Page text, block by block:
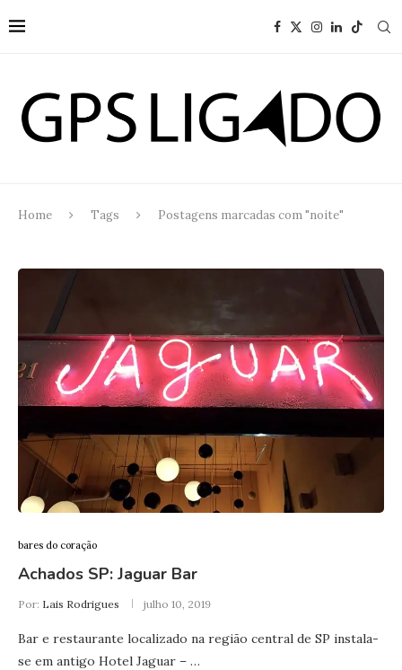
Home Tags Postagens marcadas com "noite"
bares do coração
Achados SP: Jaguar Bar
Por: Lais Rodrigues julho 10, 2019
Bar e restaurante localizado na região central de SP instala-
se em antigo Hotel Jaguar – …